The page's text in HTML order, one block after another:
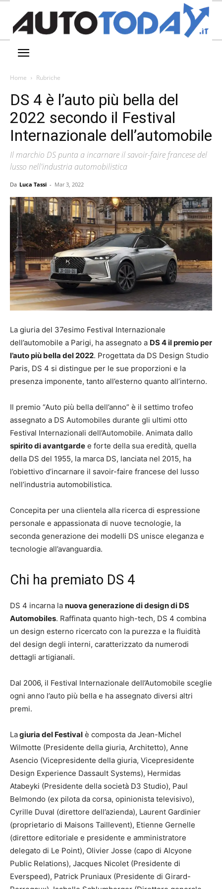
Home Rubriche
DS 4 è l’auto più bella del
2022 secondo il Festival
Internazionale dell’automobile
Il marchio DS punta a incarnare il savoir-faire francese del
lusso nell'industria automobilistica
Da Luca Tassi - Mar 3, 2022
La giuria del 37esimo Festival Internazionale
dell’automobile a Parigi, ha assegnato a DS 4 il premio per
l’auto più bella del 2022. Progettata da DS Design Studio
Paris, DS 4 si distingue per le sue proporzioni e la
presenza imponente, tanto all’esterno quanto all’interno.
Il premio “Auto più bella dell’anno” è il settimo trofeo
assegnato a DS Automobiles durante gli ultimi otto
Festival Internazionali dell’Automobile. Animata dallo
spirito di avantgarde e forte della sua eredità, quella
della DS del 1955, la marca DS, lanciata nel 2015, ha
l’obiettivo d’incarnare il savoir-faire francese del lusso
nell’industria automobilistica.
Concepita per una clientela alla ricerca di espressione
personale e appassionata di nuove tecnologie, la
seconda generazione dei modelli DS unisce eleganza e
tecnologie all’avanguardia.
Chi ha premiato DS 4
DS 4 incarna la nuova generazione di design di DS
Automobiles. Raffinata quanto high-tech, DS 4 combina
un design esterno ricercato con la purezza e la fluidità
del design degli interni, caratterizzato da numerodi
dettagli artigianali.
Dal 2006, il Festival Internazionale dell’Automobile sceglie
ogni anno l’auto più bella e ha assegnato diversi altri
premi.
Lagiuria del Festival è composta da Jean-Michel
Wilmotte (Presidente della giuria, Architetto), Anne
Asencio (Vicepresidente della giuria, Vicepresidente
Design Experience Dassault Systems), Hermidas
Atabeyki (Presidente della società D3 Studio), Paul
Belmondo (ex pilota da corsa, opinionista televisivo),
Cyrille Duval (direttore dell’azienda), Laurent Gardinier
(proprietario di Maisons Taillevent), Etienne Gernelle
(direttore editoriale e presidente e amministratore
delegato di Le Point), Olivier Josse (capo di Alcyone
Public Relations), Jacques Nicolet (Presidente di
Everspeed), Patrick Pruniaux (Presidente di Girard-